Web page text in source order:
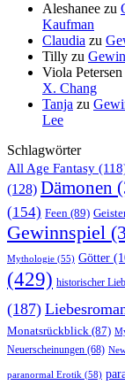
Aleshanee zu
Kaufman
Claudia zu
Tilly zu
Viola Petersen
X. Chang
Tanja zu
Lee
Schlagwörter
All Age Fantasy
(128) Dämonen
(154) Feen (89)
Gewinnspiel
Mythologie (55) Götter
(429) historischer
(187)
Monatsrückblick (87)
Neuerscheinungen (68)
paranormal Erotik (58)